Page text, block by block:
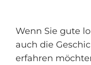
Wenn Sie gute
auch die
erfahren